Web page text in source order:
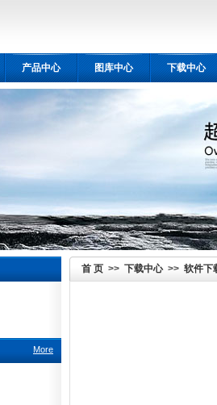
产品中心 图库中心 下载中心
首 页 >> 下载中心>> 软件下
More